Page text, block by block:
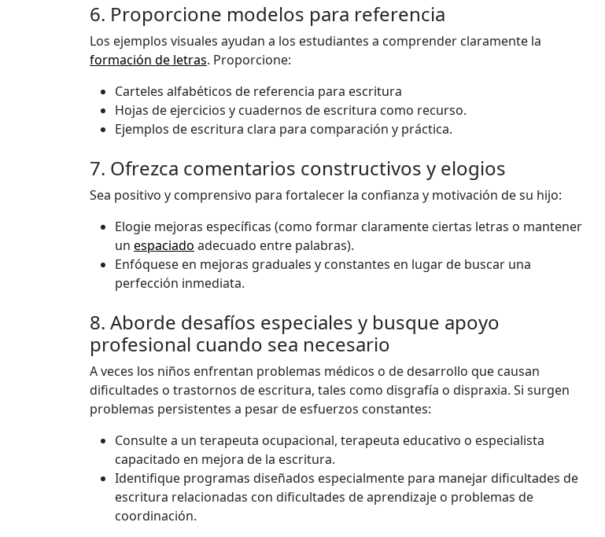
6. Proporcione modelos para referencia
Los ejemplos visuales ayudan a los estudiantes a comprender claramente la
formación de letras. Proporcione:
Carteles alfabéticos de referencia para escritura
Hojas de ejercicios y cuadernos de escritura como recurso.
Ejemplos de escritura clara para comparación y práctica.
7. Ofrezca comentarios constructivos y elogios
Sea positivo y comprensivo para fortalecer la confianza y motivación de su hijo:
Elogie mejoras específicas (como formar claramente ciertas letras o mantener
un espaciado adecuado entre palabras).
Enfóquese en mejoras graduales y constantes en lugar de buscar una
perfección inmediata.
8. Aborde desafíos especiales y busque apoyo
profesional cuando sea necesario
A veces los niños enfrentan problemas médicos o de desarrollo que causan
dificultades o trastornos de escritura, tales como disgrafía o dispraxia. Si surgen
problemas persistentes a pesar de esfuerzos constantes:
Consulte a un terapeuta ocupacional, terapeuta educativo o especialista
capacitado en mejora de la escritura.
Identifique programas diseñados especialmente para manejar dificultades de
escritura relacionadas con dificultades de aprendizaje o problemas de
coordinación.